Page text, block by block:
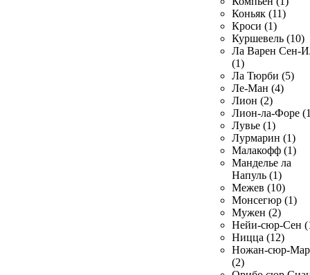
Коньяк (11)
Кроси (1)
Куршевель (10)
Ла Варен Сен-
(1)
Ла Тюрби (5)
Ле-Ман (4)
Лион (2)
Лион-ла-Форе
Лувье (1)
Лурмарин (1)
Малакофф (1)
Манделье ла
Напуль (1)
Межев (10)
Монсегюр (1)
Мужен (2)
Нейи-сюр-Сен
Ницца (12)
Ножан-сюр-
(2)